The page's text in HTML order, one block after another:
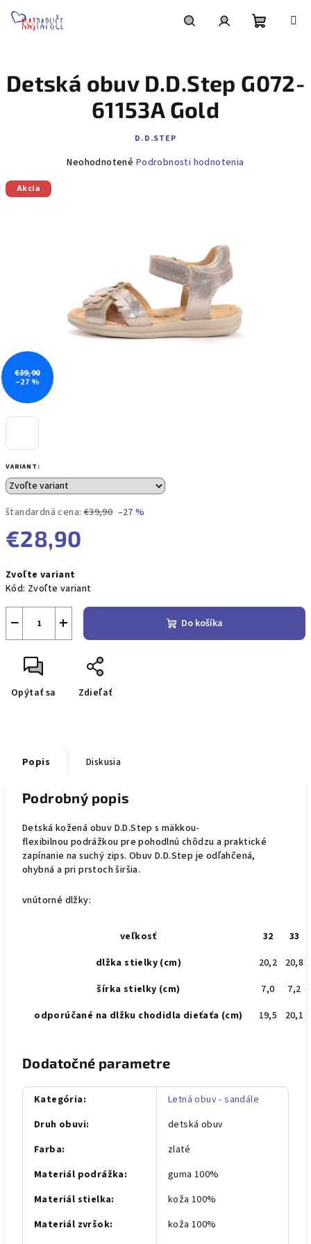
košík
VARIANT:
štandardná cena: €39,90 –27 %
€28,90
cena:
Zvoľte variant
Kód: Zvoľte variant
+
− Do košíka
Opýtať sa Zdieľať
Detská obuv D.D.Step G072-
61153A Gold
D.D.STEP
Priemerné
Neohodnotené Podrobnosti hodnotenia
Akcia
€39,90
–27 %
Popis Diskusia
Podrobný popis
Detská kožená obuv D.D.Step s mäkkou-
flexibilnou podrážkou pre pohodlnú chôdzu a praktické
zapínanie na suchý zips. Obuv D.D.Step je odľahčená,
ohybná a pri prstoch širšia.
vnútorné dlžky:
veľkosť 32
33
dlžka stielky (cm)
20,2
20,8
šírka stielky (cm)
7,0
7,2
odporúčané na dlžku chodidla dieťaťa (cm)
19,5 20,1
Dodatočné parametre
Kategória:
Letná obuv - sandále
Druh obuvi:
detská obuv
Farba:
zlaté
Materiál podrážka:
guma 100%
Materiál stielka:
koža 100%
Materiál zvršok:
koža 100%